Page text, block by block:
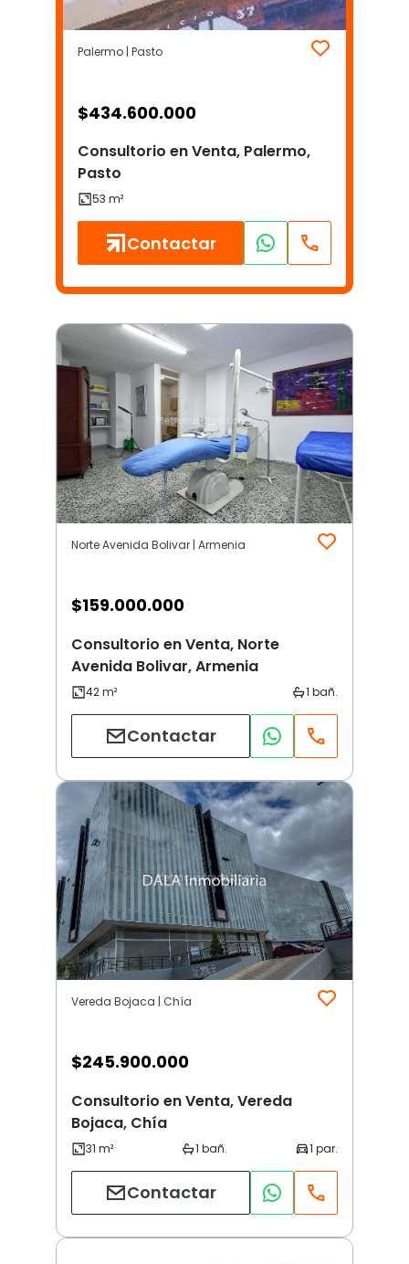
Palermo | Pasto
$434.600.000
Consultorio en Venta, Palermo,
Pasto
Contactar
Norte Avenida Bolivar | Armenia
$159.000.000
Consultorio en Venta, Norte
Avenida Bolivar, Armenia
Contactar
Vereda Bojaca | Chía
$245.900.000
Consultorio en Venta, Vereda
Bojaca, Chía
Contactar